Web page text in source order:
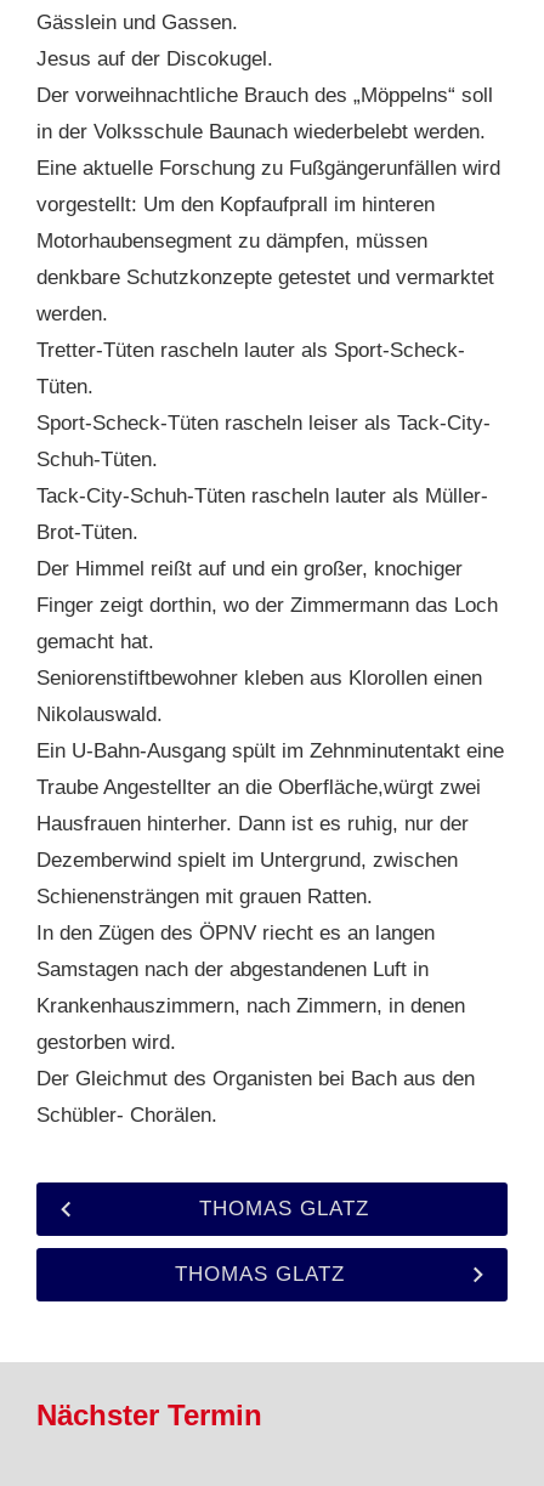
Gässlein und Gassen.
Jesus auf der Discokugel.
Der vorweihnachtliche Brauch des „Möppelns“ soll
in der Volksschule Baunach wiederbelebt werden.
Eine aktuelle Forschung zu Fußgängerunfällen wird
vorgestellt: Um den Kopfaufprall im hinteren
Motorhaubensegment zu dämpfen, müssen
denkbare Schutzkonzepte getestet und vermarktet
werden.
Tretter-Tüten rascheln lauter als Sport-Scheck-
Tüten.
Sport-Scheck-Tüten rascheln leiser als Tack-City-
Schuh-Tüten.
Tack-City-Schuh-Tüten rascheln lauter als Müller-
Brot-Tüten.
Der Himmel reißt auf und ein großer, knochiger
Finger zeigt dorthin, wo der Zimmermann das Loch
gemacht hat.
Seniorenstiftbewohner kleben aus Klorollen einen
Nikolauswald.
Ein U-Bahn-Ausgang spült im Zehnminutentakt eine
Traube Angestellter an die Oberfläche,würgt zwei
Hausfrauen hinterher. Dann ist es ruhig, nur der
Dezemberwind spielt im Untergrund, zwischen
Schienensträngen mit grauen Ratten.
In den Zügen des ÖPNV riecht es an langen
Samstagen nach der abgestandenen Luft in
Krankenhauszimmern, nach Zimmern, in denen
gestorben wird.
Der Gleichmut des Organisten bei Bach aus den
Schübler- Chorälen.
THOMAS GLATZ
THOMAS GLATZ
Nächster Termin